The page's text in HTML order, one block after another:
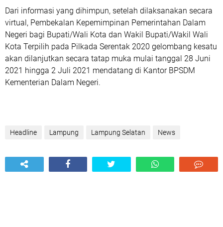
Dari informasi yang dihimpun, setelah dilaksanakan secara
virtual, Pembekalan Kepemimpinan Pemerintahan Dalam
Negeri bagi Bupati/Wali Kota dan Wakil Bupati/Wakil Wali
Kota Terpilih pada Pilkada Serentak 2020 gelombang kesatu
akan dilanjutkan secara tatap muka mulai tanggal 28 Juni
2021 hingga 2 Juli 2021 mendatang di Kantor BPSDM
Kementerian Dalam Negeri.
Headline Lampung Lampung Selatan News